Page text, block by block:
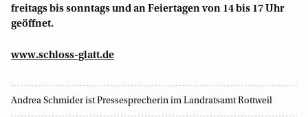
freitags bis sonntags und an Feiertagen von 14 bis 17 Uhr
geöffnet.
www.schloss-glatt.de
Andrea Schmider ist Pressesprecherin im Landratsamt Rottweil